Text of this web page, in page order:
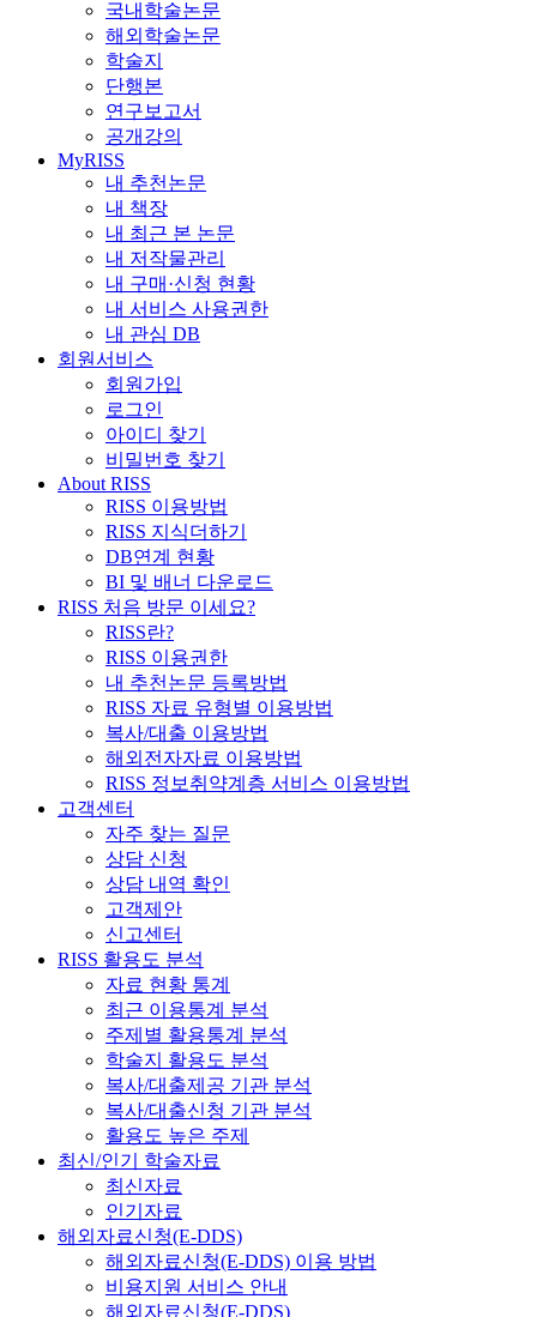
국내학술논문
해외학술논문
학술지
단행본
연구보고서
공개강의
MyRISS
내 추천논문
내 책장
내 최근 본 논문
내 저작물관리
내 구매·신청 현황
내 서비스 사용권한
내 관심 DB
회원서비스
회원가입
로그인
아이디 찾기
비밀번호 찾기
About RISS
RISS 이용방법
RISS 지식더하기
DB연계 현황
BI 및 배너 다운로드
RISS 처음 방문 이세요?
RISS란?
RISS 이용권한
내 추천논문 등록방법
RISS 자료 유형별 이용방법
복사/대출 이용방법
해외전자자료 이용방법
RISS 정보취약계층 서비스 이용방법
고객센터
자주 찾는 질문
상담 신청
상담 내역 확인
고객제안
신고센터
RISS 활용도 분석
자료 현황 통계
최근 이용통계 분석
주제별 활용통계 분석
학술지 활용도 분석
복사/대출제공 기관 분석
복사/대출신청 기관 분석
활용도 높은 주제
최신/인기 학술자료
최신자료
인기자료
해외자료신청(E-DDS)
해외자료신청(E-DDS) 이용 방법
비용지원 서비스 안내
해외자료신청(E-DDS)